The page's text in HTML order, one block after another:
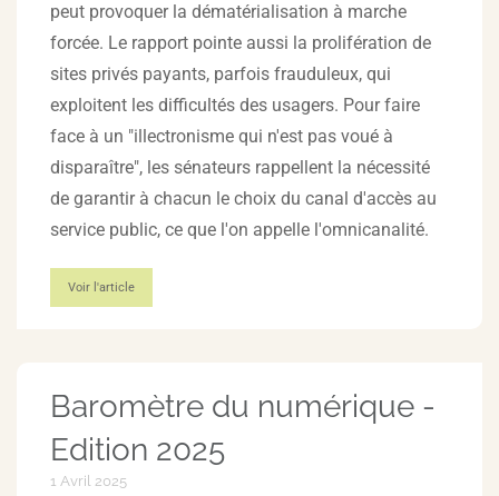
peut provoquer la dématérialisation à marche
forcée. Le rapport pointe aussi la prolifération de
sites privés payants, parfois frauduleux, qui
exploitent les difficultés des usagers. Pour faire
face à un "illectronisme qui n'est pas voué à
disparaître", les sénateurs rappellent la nécessité
de garantir à chacun le choix du canal d'accès au
service public, ce que l'on appelle l'omnicanalité.
Voir l'article
Baromètre du numérique -
Edition 2025
1 Avril 2025